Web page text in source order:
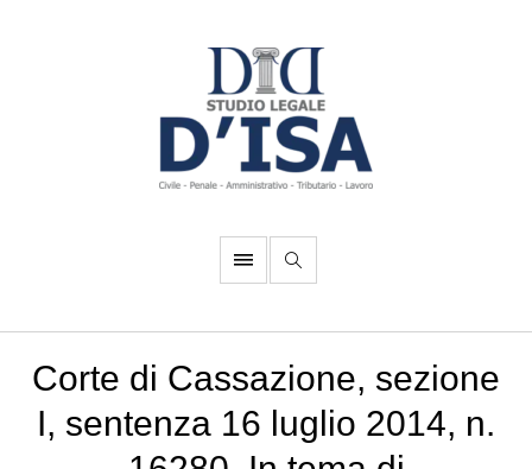
Corte di Cassazione, sezione
I, sentenza 16 luglio 2014, n.